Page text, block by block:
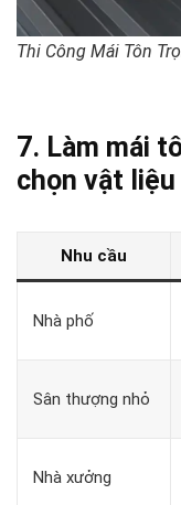
Thi Công Mái Tôn
7. Làm mái
chọn vật liệu
Nhu cầu
Nhà phố
Sân thượng nhỏ
Nhà xưởng